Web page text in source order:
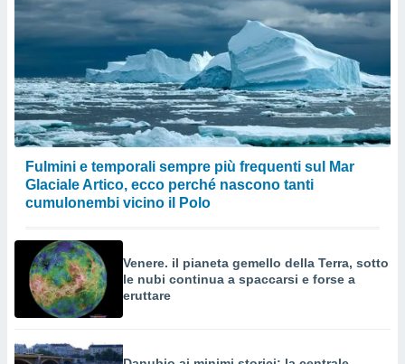
Fulmini e temporali sempre più frequenti sul Mar
Glaciale Artico, ecco perché nascono tanti
cumulonembi vicino il Polo
Venere. il pianeta gemello della Terra, sotto
le nubi continua a spaccarsi e forse a
eruttare